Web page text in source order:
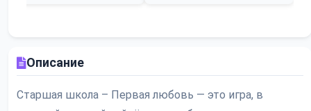
Описание
Старшая школа – Первая любовь — это игра, в